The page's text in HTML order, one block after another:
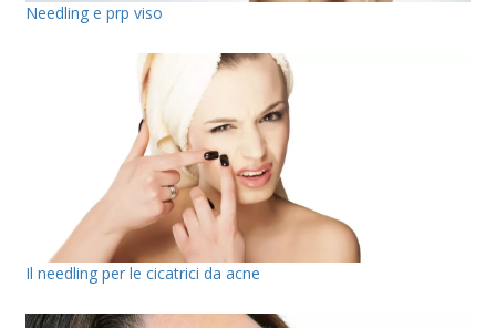
Needling e prp viso
Il needling per le cicatrici da acne